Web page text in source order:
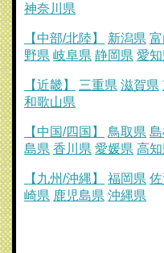
神奈川県
【中部/北陸】 新潟県
野県 岐阜県 静岡県 愛
【近畿】 三重県 滋賀県
和歌山県
【中国/四国】 鳥取県
島県 香川県 愛媛県 高
【九州/沖縄】 福岡県
崎県 鹿児島県 沖縄県